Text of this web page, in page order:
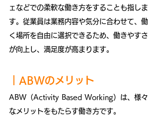
ェなどでの柔軟な働き方をすることも指しま
す。従業員は業務内容や気分に合わせて、働
く場所を自由に選択できるため、働きやすさ
が向上し、満足度が高まります。
｜ABWのメリット
ABW（Activity Based Working）は、様々
なメリットをもたらす働き方です。